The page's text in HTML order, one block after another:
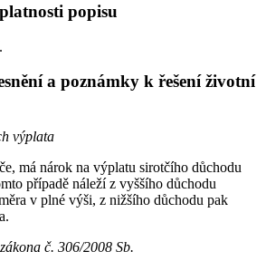
popisu
a poznámky k řešení životní
výplata
má nárok na výplatu sirotčího důchodu
případě náleží z vyššího důchodu
v plné výši, z nižšího důchodu pak
č. 306/2008 Sb.